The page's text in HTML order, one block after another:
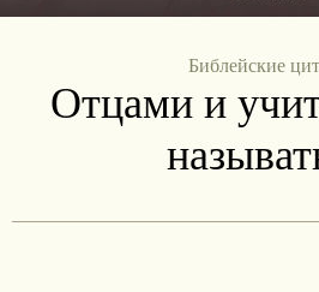
Библейские
Отцами и